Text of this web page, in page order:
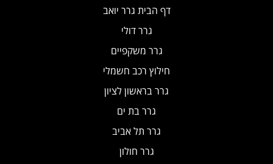
דף הבית גרר יואב
גרר דולי
גרר משקפיים
חילוץ רכב חשמלי
גרר בראשון לציון
גרר בת ים
גרר תל אביב
גרר חולון